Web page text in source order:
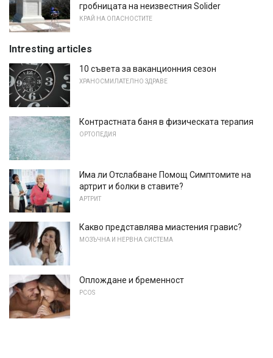
гробницата на неизвестния Solider
КРАЙ НА ОПАСНОСТИТЕ
Intresting articles
10 съвета за ваканционния сезон
ХРАНОСМИЛАТЕЛНО ЗДРАВЕ
Контрастната баня в физическата терапия
ОРТОПЕДИЯ
Има ли Отслабване Помощ Симптомите на
артрит и болки в ставите?
АРТРИТ
Какво представлява миастения гравис?
МОЗЪЧНА И НЕРВНА СИСТЕМА
Оплождане и бременност
PCOS